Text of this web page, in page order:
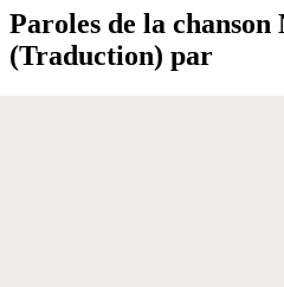
Paroles de la
(Traduction) par